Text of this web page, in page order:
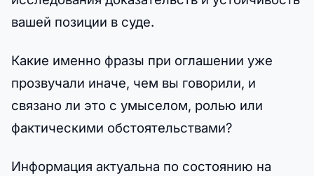
вашей позиции в суде.
Какие именно фразы при оглашении уже
прозвучали иначе, чем вы говорили, и
связано ли это с умыселом, ролью или
фактическими обстоятельствами?
Информация актуальна по состоянию на